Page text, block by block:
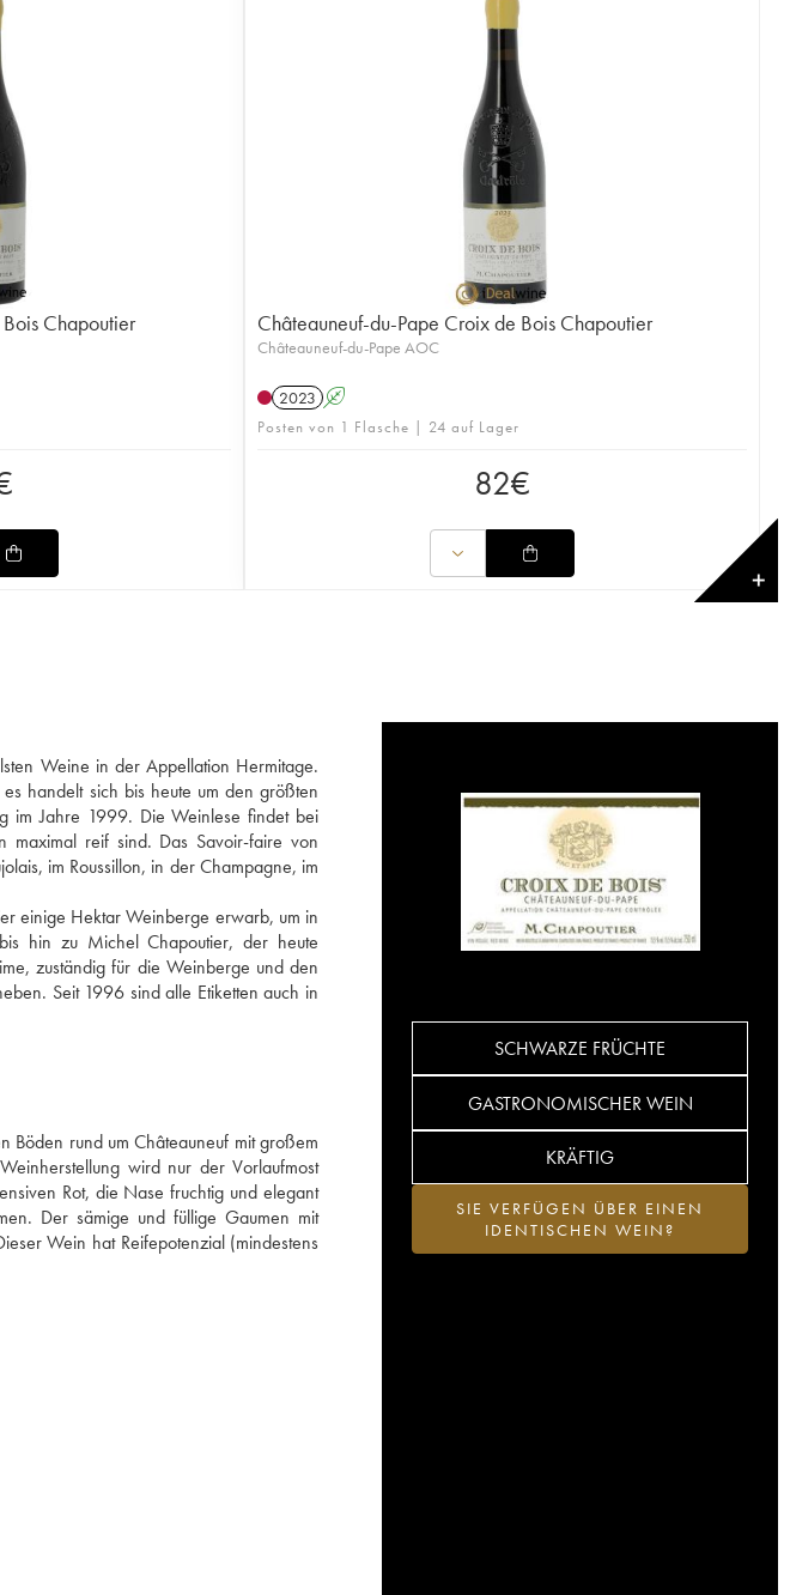
Chapoutier Châteauneuf-du-Pape Croix de Bois Chapoutier
Châteauneuf-du-Pape AOC
2023 A
Posten von 1 Flasche | 24 auf Lager
82€
✕
Weine in der Appellation Hermitage.
handelt sich bis heute um den größten
im Jahre 1999. Die Weinlese findet bei
maximal reif sind. Das Savoir-faire von
im Roussillon, in der Champagne, im
einige Hektar Weinberge erwarb, um in
hin zu Michel Chapoutier, der heute
zuständig für die Weinberge und den
Seit 1996 sind alle Etiketten auch in
Böden rund um Châteauneuf mit großem
wird nur der Vorlaufmost
Rot, die Nase fruchtig und elegant
Der sämige und füllige Gaumen mit
Wein hat Reifepotenzial (mindestens
SCHWARZE FRÜCHTE
GASTRONOMISCHER WEIN
KRÄFTIG
SIE VERFÜGEN ÜBER EINEN
IDENTISCHEN WEIN?